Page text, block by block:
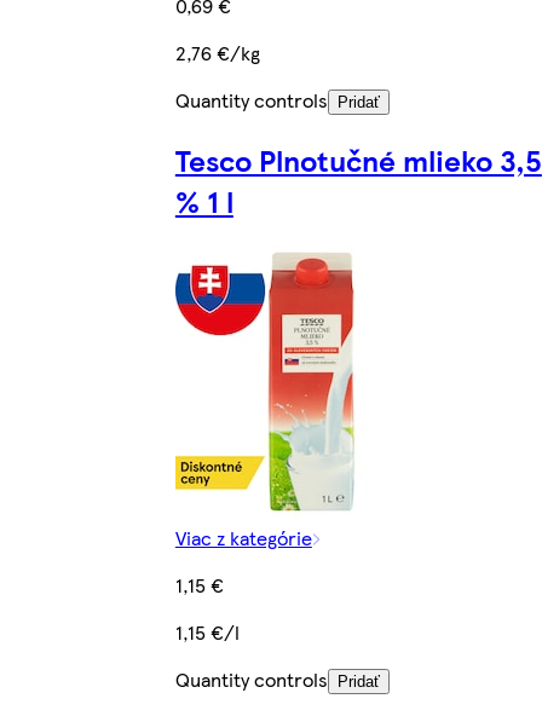
0,69 €
2,76 €/kg
Quantity controls
Pridať
Tesco Plnotučné mlieko 3,5
% 1 l
Viac z kategórie
1,15 €
1,15 €/l
Quantity controls
Pridať